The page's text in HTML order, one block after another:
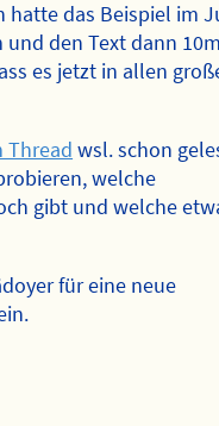
hatte das Beispiel im
den Text dann
es jetzt in allen
Thread wsl. schon
welche
gibt und welche
für eine neue